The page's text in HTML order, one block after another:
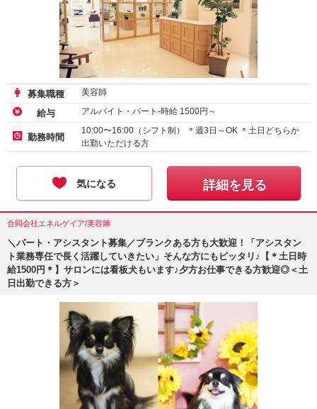
募集職種 美容師
給与 アルバイト・パート-時給 1500円～
勤務時間
10:00〜16:00（シフト制） ＊週3日～OK ＊土日どちらか
出勤いただける方
気になる 詳細を見る
合同会社エネルゲイア/美容師
＼パート・アシスタント募集／ブランクある方も大歓迎！「アシスタン
ト業務専任で長く活躍していきたい」そんな方にもピッタリ♪【＊土日時
給1500円＊】サロンには看板犬もいます♪夕方お仕事できる方歓迎◎＜土
日出勤できる方＞